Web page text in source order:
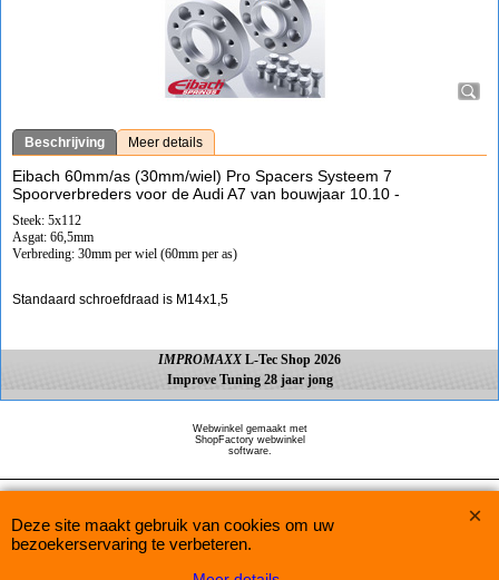
Beschrijving Meer details
Eibach 60mm/as (30mm/wiel) Pro Spacers Systeem 7
Spoorverbreders voor de Audi A7 van bouwjaar 10.10 -
Steek: 5x112
Asgat: 66,5mm
Verbreding: 30mm per wiel (60mm per as)
Standaard schroefdraad is M14x1,5
IMPROMAXX L-Tec Shop 2026
Improve Tuning 28 jaar jong
Webwinkel gemaakt met
ShopFactory webwinkel
software.
Deze site maakt gebruik van cookies om uw
bezoekerservaring te verbeteren.